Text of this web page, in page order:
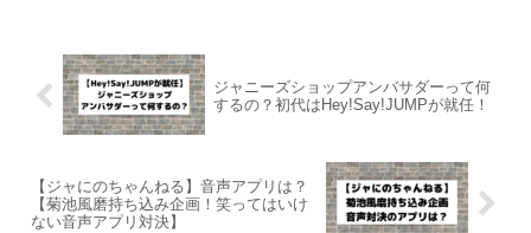
ジャニーズショップアンバサダーって何
するの？初代はHey!Say!JUMPが就任！
【ジャにのちゃんねる】音声アプリは？
【菊池風磨持ち込み企画！笑ってはいけ
ない音声アプリ対決】